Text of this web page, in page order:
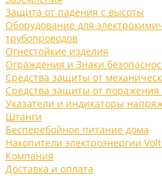
Защита от падения с высоты
Оборудование для
трубопроводов
Огнестойкие изделия
Ограждения и Знаки
Средства защиты от
Средства защиты от поражения
Указатели и индикаторы
Штанги
Бесперебойное питание дома
Накопители электроэнергии
Компания
Доставка и оплата